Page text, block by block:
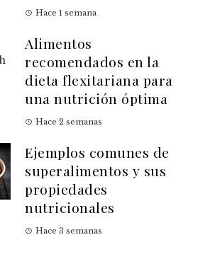
Hace 1 semana
Alimentos
recomendados en la
dieta flexitariana para
una nutrición óptima
Hace 2 semanas
Ejemplos comunes de
superalimentos y sus
propiedades
nutricionales
Hace 3 semanas